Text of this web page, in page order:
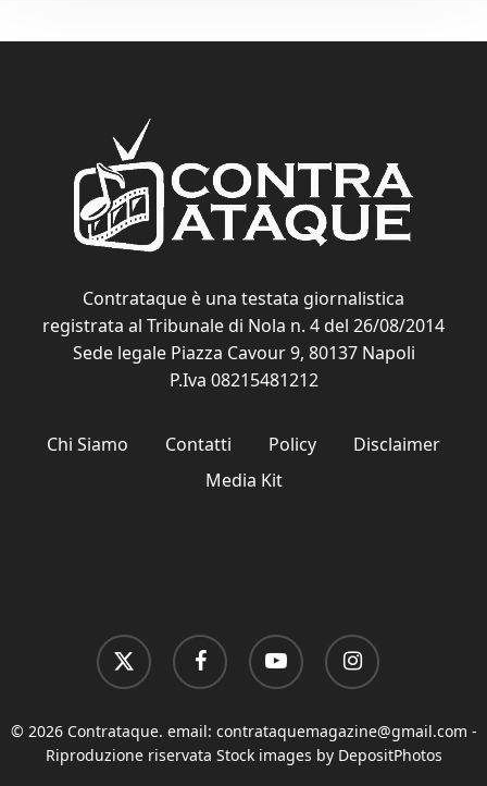
Contrataque è una testata giornalistica
registrata al Tribunale di Nola n. 4 del 26/08/2014
Sede legale Piazza Cavour 9, 80137 Napoli
P.Iva 08215481212
Chi Siamo Contatti Policy
Disclaimer
Media Kit
x-
twitter
facebook youtube instagram
© 2026 Contrataque. email: contrataquemagazine@gmail.com -
Riproduzione riservata Stock images by DepositPhotos